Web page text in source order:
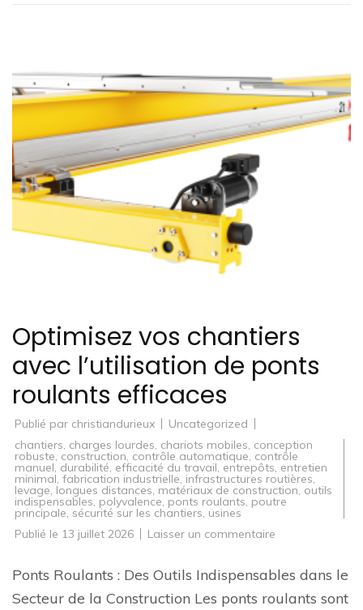
Optimisez vos chantiers
avec l’utilisation de ponts
roulants efficaces
Publié par christiandurieux
Uncategorized
chantiers, charges lourdes, chariots mobiles, conception
robuste, construction, contrôle automatique, contrôle
manuel, durabilité, efficacité du travail, entrepôts, entretien
minimal, fabrication industrielle, infrastructures routières,
levage, longues distances, matériaux de construction, outils
indispensables, polyvalence, ponts roulants, poutre
principale, sécurité sur les chantiers, usines
Publié le 13 juillet 2026 Laisser un commentaire
chantiers
avec
l’utilisation
de
Ponts Roulants : Des Outils Indispensables dans le
Secteur de la Construction Les ponts roulants sont